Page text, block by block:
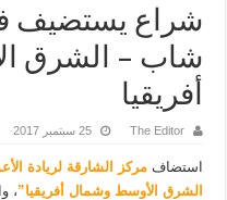
شراع يستضيف
شاب – الشرق
أفريقيا
The Editor 25 سبتمبر 2017
استضافمركز الشارقة لريادة
الشرق الأوسط وشمال أفريقيا”،